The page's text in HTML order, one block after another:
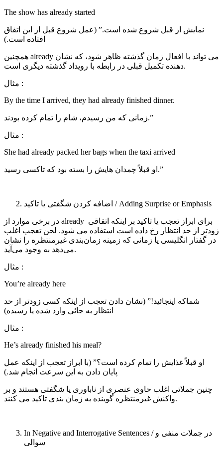
The show has already started
نمایش از قبل شروع شده است.” (عمل شروع قبل از این اتفاق
افتاده است.)
همچنین already می تواند با افعال زمان گذشته ظاهر شود، که نشان
دهنده تکمیل قبلی در رابطه با رویداد گذشته دیگری است.
مثال :
By the time I arrived, they had already finished dinner.
زمانی که من رسیدم، شام را تمام کرده بودند.”
مثال :
She had already packed her bags when the taxi arrived
او قبلاً چمدان هایش را بسته بود که تاکسی رسید.”
اضافه کردن شگفتی یا تاکید / Adding Surprise or Emphasis
در برخی موارد از already برای ابراز تعجب یا تاکید بر اینکه اتفاقی
زودتر از حد انتظار رخ داده است استفاده می شود. لحن تعجب اغلب
در گفتار انگلیسی یا زمانی که زمینه زمان‌بندی غیرمنتظره را نشان
می‌دهد به وجود می‌آید.
مثال :
You’re already here
شماکه اینجائید!” (نشان دادن تعجب از اینکه کسی زودتر از حد
انتظار به جائی وارد شده یا رسیده)
مثال :
He’s already finished his meal?
او قبلاً غذایش را تمام کرده است؟” (با ابراز تعجب از اینکه عمل
پایان دادن به این سرعت انجام شد.)
چنین جملاتی اغلب حاوی عنصری از ناباوری یا شگفتی هستند و بر
واکنش غیرمنتظره گوینده به زمان بندی تاکید می کنند.
In Negative and Interrogative Sentences / در جملات منفی و
سوالی